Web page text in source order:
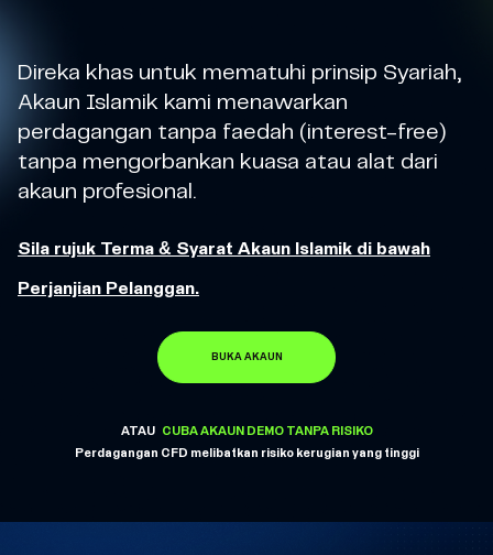
Direka khas untuk mematuhi prinsip Syariah,
Akaun Islamik kami menawarkan
perdagangan tanpa faedah (interest-free)
tanpa mengorbankan kuasa atau alat dari
akaun profesional.
Sila rujuk Terma & Syarat Akaun Islamik di bawah
Perjanjian Pelanggan.
BUKA AKAUN
ATAU
CUBA AKAUN DEMO TANPA RISIKO
Perdagangan CFD melibatkan risiko kerugian yang tinggi